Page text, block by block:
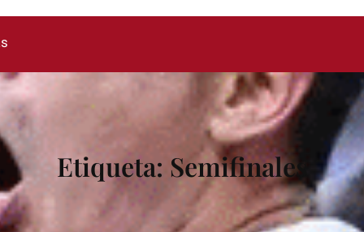
Etiqueta: Semifinales